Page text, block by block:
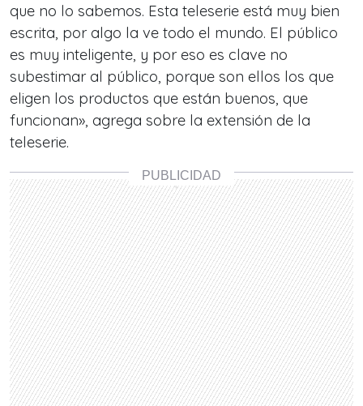
que no lo sabemos. Esta teleserie está muy bien
escrita, por algo la ve todo el mundo. El público
es muy inteligente, y por eso es clave no
subestimar al público, porque son ellos los que
eligen los productos que están buenos, que
funcionan», agrega sobre la extensión de la
teleserie.